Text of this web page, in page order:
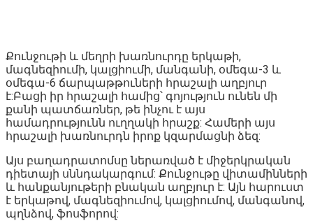
Քունջութի և մեղրի խառնուրդը երկաթի,
մագնեզիումի, կալցիումի, մանգանի, օմեգա-3 և
օմեգա-6 ճարպաթթուների հրաշալի աղբյուր
է:Բացի իր հրաշալի համից՝ գոյություն ունեն մի
քանի պատճառներ, թե ինչու է այս
համադրությունն ուղղակի հրաշք: Համերի այս
հրաշալի խառնուրդն իրոք կզարմացնի ձեզ:
Այս բաղադրատոմսը ներառված է միջերկրական
դիետայի սննդակարգում: Քունջութը վիտամինների
և հանքանյութերի բնական աղբյուր է: Այն հարուստ
է երկաթով, մագնեզիումով, կալցիումով, մանգանով,
պղնձով, ֆոսֆորով: